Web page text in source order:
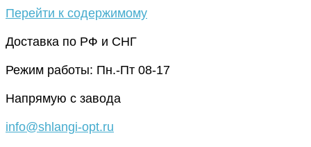
Перейти к содержимому
Доставка по РФ и СНГ
Режим работы: Пн.-Пт 08-17
Напрямую с завода
info@shlangi-opt.ru